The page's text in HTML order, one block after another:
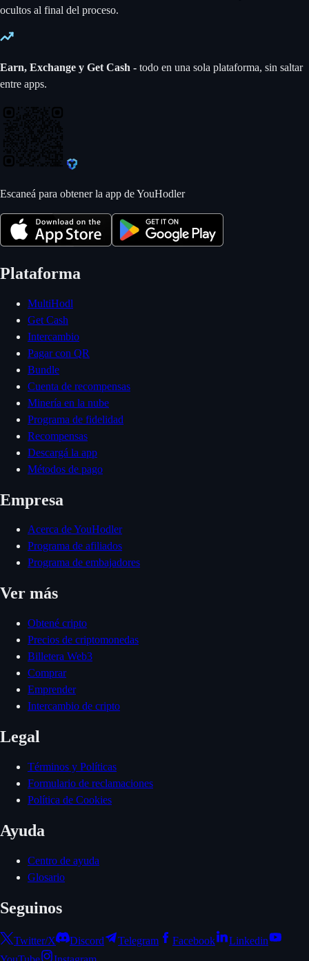
ocultos al final del proceso.
Earn, Exchange y Get Cash - todo en una sola plataforma, sin saltar
entre apps.
Escaneá para obtener la app de YouHodler
Plataforma
MultiHodl
Get Cash
Intercambio
Pagar con QR
Bundle
Cuenta de recompensas
Minería en la nube
Programa de fidelidad
Recompensas
Descargá la app
Métodos de pago
Empresa
Acerca de YouHodler
Programa de afiliados
Programa de embajadores
Ver más
Obtené cripto
Precios de criptomonedas
Billetera Web3
Comprar
Emprender
Intercambio de cripto
Legal
Términos y Políticas
Formulario de reclamaciones
Política de Cookies
Ayuda
Centro de ayuda
Glosario
Seguinos
Twitter/X Discord Telegram Facebook
Linkedin